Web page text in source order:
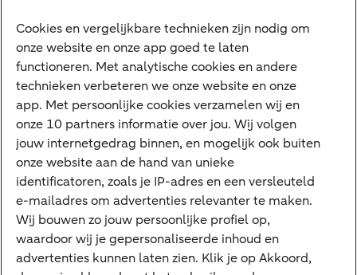
Digitale diensten
Internet Bankieren
ABN AMRO app
Tikkie
Apple Pay
Google Pay
Veilig bankieren
Meest gezocht
Hypotheek berekenen
Cookies en vergelijkbare technieken zijn nodig om
onze website en onze app goed te laten
functioneren. Met analytische cookies en andere
technieken verbeteren we onze website en onze
app. Met persoonlijke cookies verzamelen wij en
onze 10 partners informatie over jou. Wij volgen
jouw internetgedrag binnen, en mogelijk ook buiten
onze website aan de hand van unieke
identificatoren, zoals je IP-adres en een versleuteld
e-mailadres om advertenties relevanter te maken.
Wij bouwen zo jouw persoonlijke profiel op,
waardoor wij je gepersonaliseerde inhoud en
advertenties kunnen laten zien. Klik je op Akkoord,